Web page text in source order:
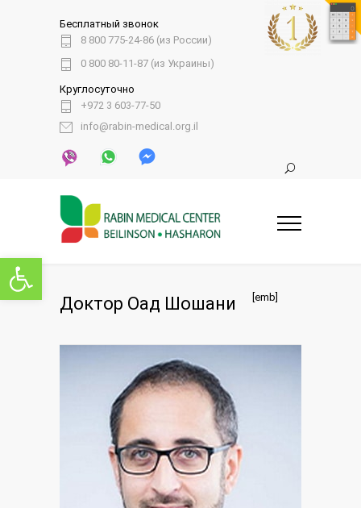
Открыть панель инструментов
Бесплатный звонок
8 800 775-24-86 (из России)
0 800 80-11-87 (из Украины)
Круглосуточно
+972 3 603-77-50
info@rabin-medical.org.il
Доктор Оад Шошани [emb]